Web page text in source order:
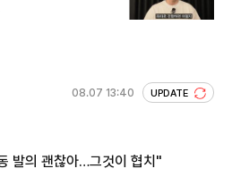
08.07 13:40 UPDATE
발의 괜찮아…그것이 협치"